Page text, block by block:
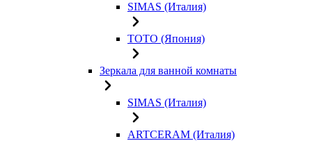
SIMAS (Италия)
TOTO (Япония)
Зеркала для ванной комнаты
SIMAS (Италия)
ARTCERAM (Италия)